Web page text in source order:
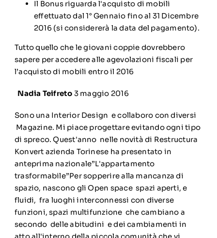
Il Bonus riguarda l'acquisto di mobili
effettuato dal 1° Gennaio fino al 31 Dicembre
2016 (si considererà la data del pagamento).
Tutto quello che le giovani coppie dovrebbero
sapere per accedere alle agevolazioni fiscali per
l’acquisto di mobili entro il 2016
Nadia Teifreto 3 maggio 2016
Sono una Interior Design e collaboro con diversi
Magazine. Mi piace progettare evitando ogni tipo
di spreco. Quest'anno nelle novità di Restructura
Konvert azienda Torinese ha presentato in
anteprima nazionale”L'appartamento
trasformabile”Per sopperire alla mancanza di
spazio, nascono gli Open space spazi aperti, e
fluidi, fra luoghi interconnessi con diverse
funzioni, spazi multifunzione che cambiano a
secondo delle abitudini e dei cambiamenti in